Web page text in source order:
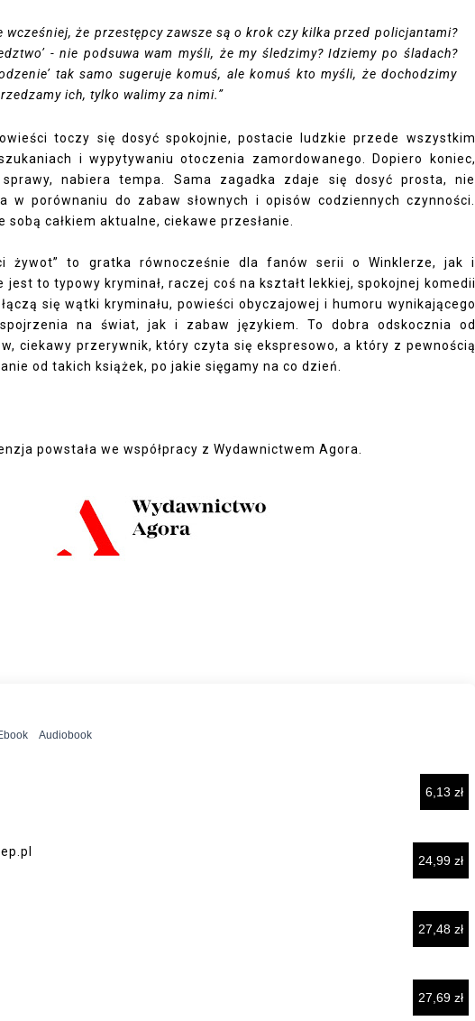
wcześniej, że przestępcy zawsze są o krok czy kilka przed policjantami?
- nie podsuwa wam myśli, że my śledzimy? Idziemy po śladach?
tak samo sugeruje komuś, ale komuś kto myśli, że dochodzimy
ich, tylko walimy za nimi.”
toczy się dosyć spokojnie, postacie ludzkie przede wszystkim
i wypytywaniu otoczenia zamordowanego. Dopiero koniec,
nabiera tempa. Sama zagadka zdaje się dosyć prosta, nie
w porównaniu do zabaw słownych i opisów codziennych czynności.
sobą całkiem aktualne, ciekawe przesłanie.
żywot” to gratka równocześnie dla fanów serii o Winklerze, jak i
jest to typowy kryminał, raczej coś na kształt lekkiej, spokojnej komedii
się wątki kryminału, powieści obyczajowej i humoru wynikającego
na świat, jak i zabaw językiem. To dobra odskocznia od
ciekawy przerywnik, który czyta się ekspresowo, a który z pewnością
od takich książek, po jakie sięgamy na co dzień.
powstała we współpracy z Wydawnictwem Agora.